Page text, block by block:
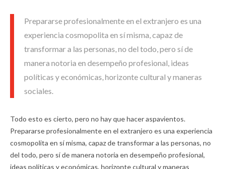
Prepararse profesionalmente en el extranjero es una
experiencia cosmopolita en sí misma, capaz de
transformar a las personas, no del todo, pero sí de
manera notoria en desempeño profesional, ideas
políticas y económicas, horizonte cultural y maneras
sociales.
Todo esto es cierto, pero no hay que hacer aspavientos.
Prepararse profesionalmente en el extranjero es una experiencia
cosmopolita en sí misma, capaz de transformar a las personas, no
del todo, pero sí de manera notoria en desempeño profesional,
ideas políticas y económicas, horizonte cultural y maneras